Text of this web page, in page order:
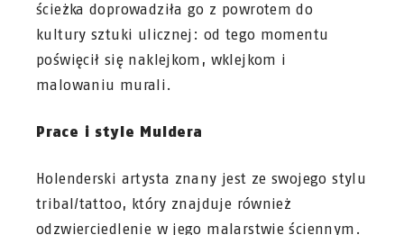
ścieżka doprowadziła go z powrotem do
kultury sztuki ulicznej: od tego momentu
poświęcił się naklejkom, wklejkom i
malowaniu murali.
Prace i style Muldera
Holenderski artysta znany jest ze swojego stylu
tribal/tattoo, który znajduje również
odzwierciedlenie w jego malarstwie ściennym.